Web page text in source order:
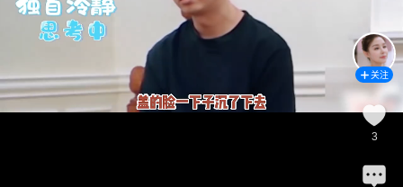
关注
3